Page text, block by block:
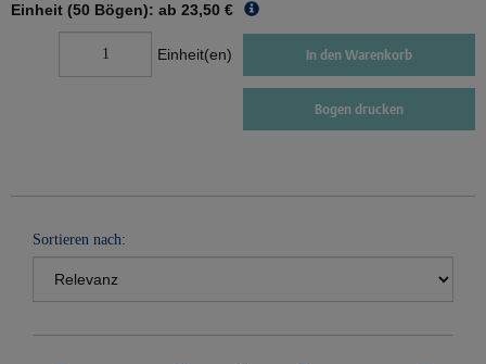
Einheit (50 Bögen): ab 23,50 €
Einheit(en) In den Warenkorb
Bogen drucken
Sortieren nach: